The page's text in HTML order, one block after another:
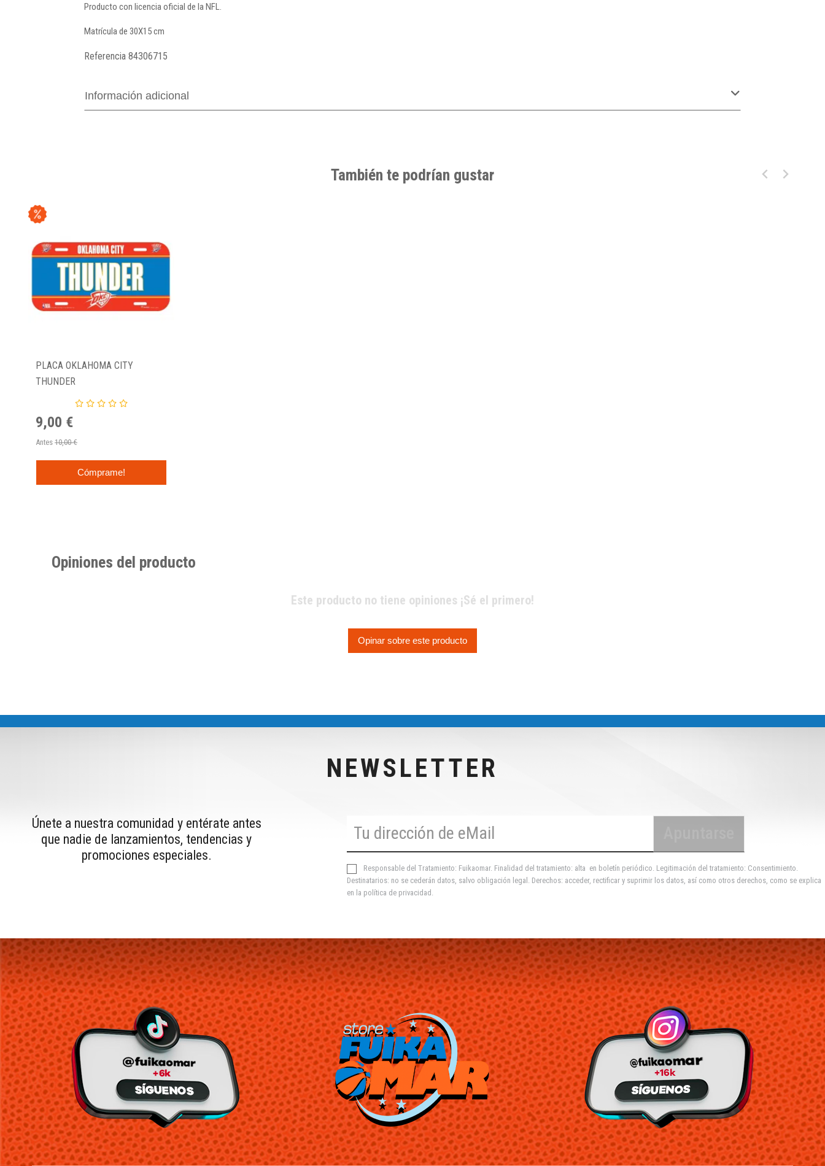
Producto con licencia oficial de la NFL.
Matrícula de 30X15 cm
Referencia 84306715
Información adicional
También te podrían gustar
PLACA OKLAHOMA CITY
THUNDER
9,00 €
Antes 10,00 €
Cómprame!
Opiniones del producto
Este producto no tiene opiniones ¡Sé el primero!
Opinar sobre este producto
NEWSLETTER
Únete a nuestra comunidad y entérate antes
que nadie de lanzamientos, tendencias y
promociones especiales.
Responsable del Tratamiento: Fuikaomar. Finalidad del tratamiento: alta en boletín periódico. Legitimación del tratamiento: Consentimiento.
Destinatarios: no se cederán datos, salvo obligación legal. Derechos: acceder, rectificar y suprimir los datos, así como otros derechos, como se explica
en la política de privacidad